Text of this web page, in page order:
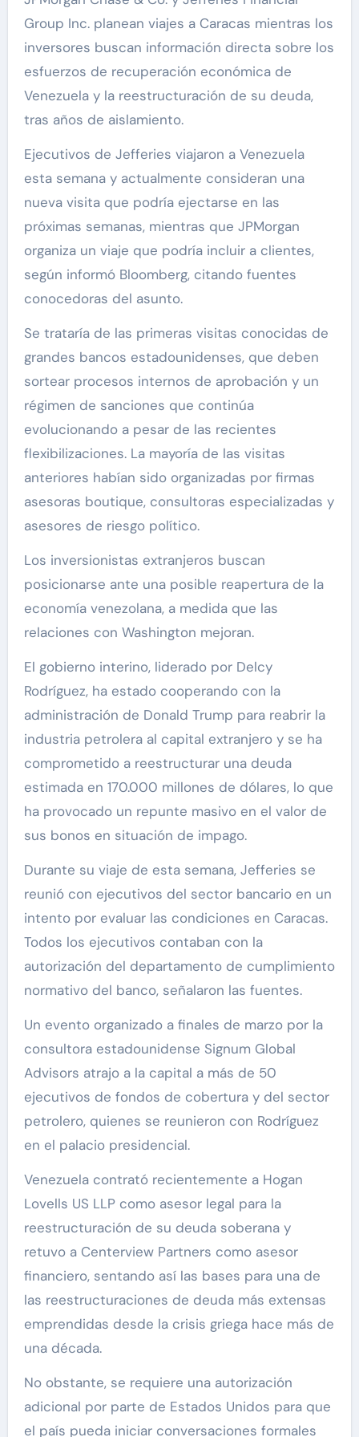
Group Inc. planean viajes a Caracas mientras los
inversores buscan información directa sobre los
esfuerzos de recuperación económica de
Venezuela y la reestructuración de su deuda,
tras años de aislamiento.
Ejecutivos de Jefferies viajaron a Venezuela
esta semana y actualmente consideran una
nueva visita que podría ejectarse en las
próximas semanas, mientras que JPMorgan
organiza un viaje que podría incluir a clientes,
según informó Bloomberg, citando fuentes
conocedoras del asunto.
Se trataría de las primeras visitas conocidas de
grandes bancos estadounidenses, que deben
sortear procesos internos de aprobación y un
régimen de sanciones que continúa
evolucionando a pesar de las recientes
flexibilizaciones. La mayoría de las visitas
anteriores habían sido organizadas por firmas
asesoras boutique, consultoras especializadas y
asesores de riesgo político.
Los inversionistas extranjeros buscan
posicionarse ante una posible reapertura de la
economía venezolana, a medida que las
relaciones con Washington mejoran.
El gobierno interino, liderado por Delcy
Rodríguez, ha estado cooperando con la
administración de Donald Trump para reabrir la
industria petrolera al capital extranjero y se ha
comprometido a reestructurar una deuda
estimada en 170.000 millones de dólares, lo que
ha provocado un repunte masivo en el valor de
sus bonos en situación de impago.
Durante su viaje de esta semana, Jefferies se
reunió con ejecutivos del sector bancario en un
intento por evaluar las condiciones en Caracas.
Todos los ejecutivos contaban con la
autorización del departamento de cumplimiento
normativo del banco, señalaron las fuentes.
Un evento organizado a finales de marzo por la
consultora estadounidense Signum Global
Advisors atrajo a la capital a más de 50
ejecutivos de fondos de cobertura y del sector
petrolero, quienes se reunieron con Rodríguez
en el palacio presidencial.
Venezuela contrató recientemente a Hogan
Lovells US LLP como asesor legal para la
reestructuración de su deuda soberana y
retuvo a Centerview Partners como asesor
financiero, sentando así las bases para una de
las reestructuraciones de deuda más extensas
emprendidas desde la crisis griega hace más de
una década.
No obstante, se requiere una autorización
adicional por parte de Estados Unidos para que
el país pueda iniciar conversaciones formales